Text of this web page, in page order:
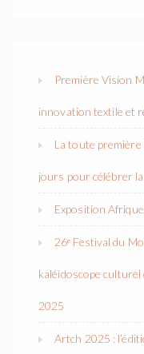
Première Vision
innovation textile et
La toute première
jours pour célébrer
Exposition
26ᵉ Festival du
kaléidoscope
2025
Artch 2025 :